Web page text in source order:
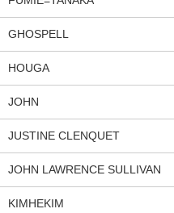
GHOSPELL
HOUGA
JOHN
JUSTINE CLENQUET
JOHN LAWRENCE SULLIVAN
KIMHEKIM